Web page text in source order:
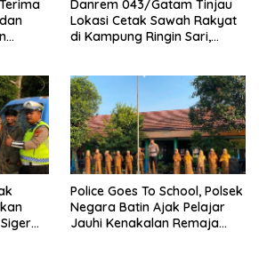
Danrem 043/Gatam Tinjau
Lokasi Cetak Sawah Rakyat
di Kampung Ringin Sari,
Police Goes To School, Polsek
Negara Batin Ajak Pelajar
Jauhi Kenakalan Remaja